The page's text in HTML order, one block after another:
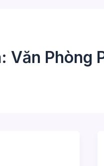
Văn Phòng